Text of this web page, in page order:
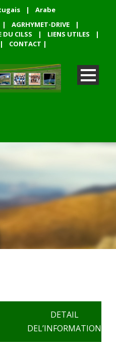
|
Arabe
| AGRHYMET-DRIVE
|
CILSS
| LIENS UTILES
|
| CONTACT |
DETAIL
DEL’INFORMATION